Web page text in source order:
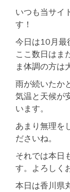
いつも当サイ
す！
今日は10月最
ここ数日はま
ま体調の方は
雨が続いたか
気温と天候が
います。
あまり無理を
ださいね。
それでは本日
す。よろしく
本日は香川県